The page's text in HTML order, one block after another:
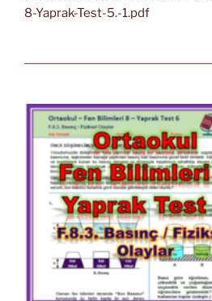
8-Yaprak-Test-5.-1.pdf